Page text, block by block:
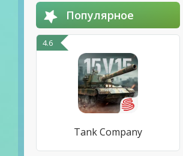
Популярное
4.6
Tank Company